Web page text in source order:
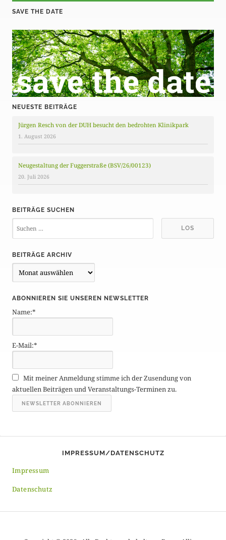
SAVE THE DATE
NEUESTE BEITRÄGE
Jürgen Resch von der DUH besucht den bedrohten Klinikpark
1. August 2026
Neugestaltung der Fuggerstraße (BSV/26/00123)
20. Juli 2026
BEITRÄGE SUCHEN
BEITRÄGE ARCHIV
e
t
r
g
e
r
c
h
v
ABONNIEREN SIE UNSEREN NEWSLETTER
Name:*
E-Mail:*
Mit meiner Anmeldung stimme ich der Zusendung von
aktuellen Beiträgen und Veranstaltungs-Terminen zu.
IMPRESSUM/DATENSCHUTZ
Impressum
Datenschutz